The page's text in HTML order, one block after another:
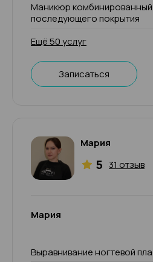
Маникюр комбинированный
последующего покрытия
Ещё 50 услуг
Записаться
Мария
5 31 отзыв
Мария
Выравнивание ногтевой